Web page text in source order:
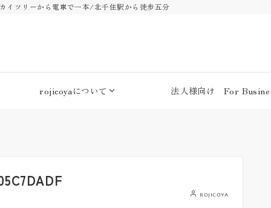
ツリーから電車で一本/北千住駅から徒歩五分
rojicoyaについて 法人様向け For
rojicoya